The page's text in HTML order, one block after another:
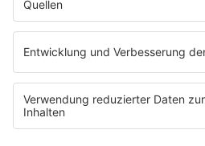
oder wie Nelson es sagt: "Macht
schmeckt!"
Nelson Müller live erleben?
Terminen.
Anzeige